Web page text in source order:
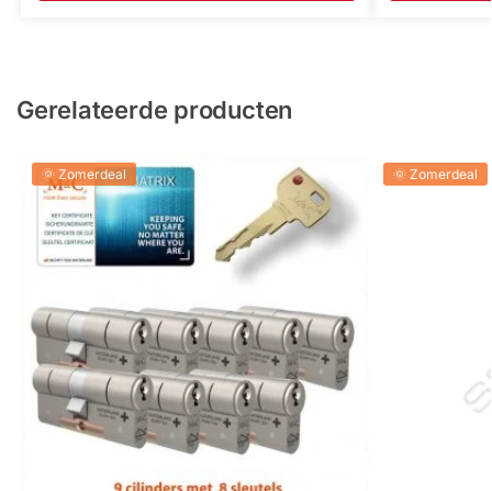
Gerelateerde producten
🌞 Zomerdeal 🌞 Zomerdeal